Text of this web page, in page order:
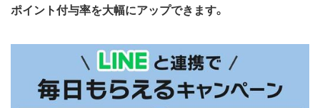
ポイント付与率を大幅にアップできます。